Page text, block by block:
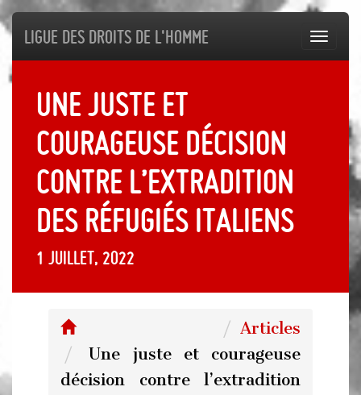
Ligue des droits de l'Homme
Une juste et
courageuse décision
contre l’extradition
des réfugiés italiens
1 juillet, 2022
Articles
Une juste et courageuse
décision contre l’extradition